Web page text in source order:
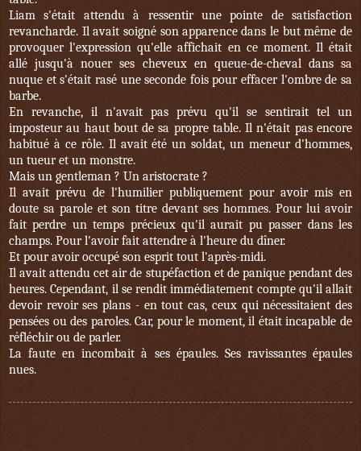
Liam s'était attendu à ressentir une pointe de satisfaction
revancharde. Il avait soigné son apparence dans le but même de
provoquer l'expression qu'elle affichait en ce moment. Il était
allé jusqu'à nouer ses cheveux en queue-de-cheval dans sa
nuque et s'était rasé une seconde fois pour effacer l'ombre de sa
barbe.
En revanche, il n'avait pas prévu qu'il se sentirait tel un
imposteur au haut bout de sa propre table. Il n'était pas encore
habitué à ce rôle. Il avait été un soldat, un meneur d'hommes,
un tueur et un monstre.
Mais un gentleman ? Un aristocrate ?
Il avait prévu de l'humilier publiquement pour avoir mis en
doute sa parole et son titre devant ses hommes. Pour lui avoir
fait perdre un temps précieux qu'il aurait pu passer dans les
champs. Pour l'avoir fait attendre à l'heure du dîner.
Et pour avoir occupé son esprit tout l'après-midi.
Il avait attendu cet air de stupéfaction et de panique pendant des
heures. Cependant, il se rendit immédiatement compte qu'il allait
devoir revoir ses plans - en tout cas, ceux qui nécessitaient des
pensées ou des paroles. Car, pour le moment, il était incapable de
réfléchir ou de parler.
La faute en incombait à ses épaules. Ses ravissantes épaules
nues.